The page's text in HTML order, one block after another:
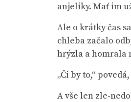
anjeliky. Mať im
Ale o krátky čas
chleba začalo
hrýzla a homrala
„Či by to,“
A vše len zle-